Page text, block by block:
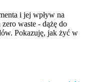
i jej wpływ na
waste - dążę do
Pokazuję, jak żyć w